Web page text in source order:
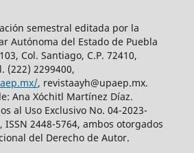
semestral editada por la
Autónoma del Estado de Puebla
Col. Santiago, C.P. 72410,
(222) 2299400,
, revistaayh@upaep.mx.
Ana Xóchitl Martínez Díaz.
al Uso Exclusivo No. 04-2023-
ISSN 2448-5764, ambos otorgados
del Derecho de Autor.